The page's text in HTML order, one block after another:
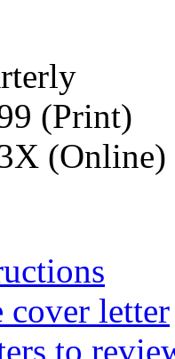
(Print)
(Online)
letter
to